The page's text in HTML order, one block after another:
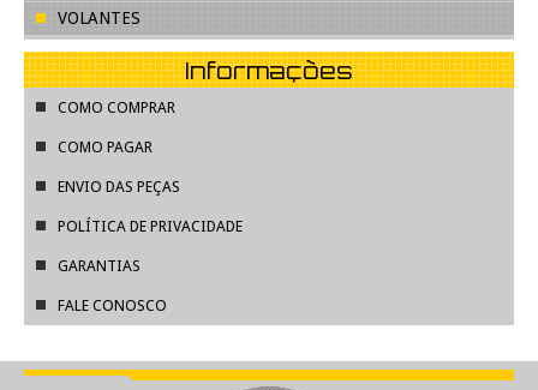
VOLANTES
Informações
COMO COMPRAR
COMO PAGAR
ENVIO DAS PEÇAS
POLÍTICA DE PRIVACIDADE
GARANTIAS
FALE CONOSCO